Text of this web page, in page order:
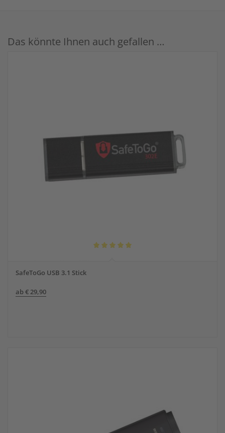
Das könnte Ihnen auch gefallen …
SafeToGo USB 3.1 Stick
ab€29,90